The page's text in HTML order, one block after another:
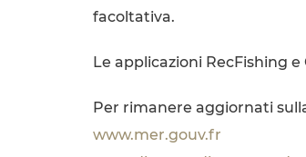
facoltativa.
Le applicazioni RecFishing
Per rimanere aggiornati
www.mer.gouv.fr